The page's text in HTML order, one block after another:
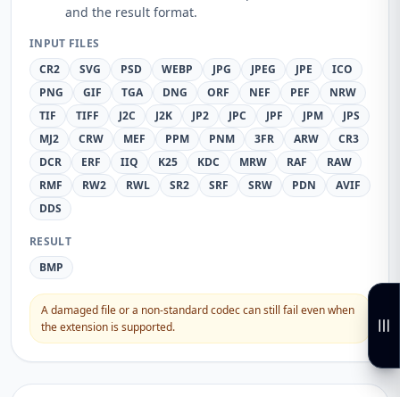
and the result format.
INPUT FILES
CR2
SVG PSD WEBP JPG JPEG JPE
ICO
PNG
GIF TGA DNG ORF NEF PEF
NRW
TIF
TIFF J2C J2K JP2 JPC JPF JPM
JPS
MJ2
CRW MEF PPM PNM 3FR ARW
CR3
DCR
ERF IIQ K25 KDC MRW RAF
RAW
RMF
RW2 RWL SR2 SRF SRW PDN
AVIF
DDS
RESULT
BMP
A damaged file or a non-standard codec can still fail even when
the extension is supported.